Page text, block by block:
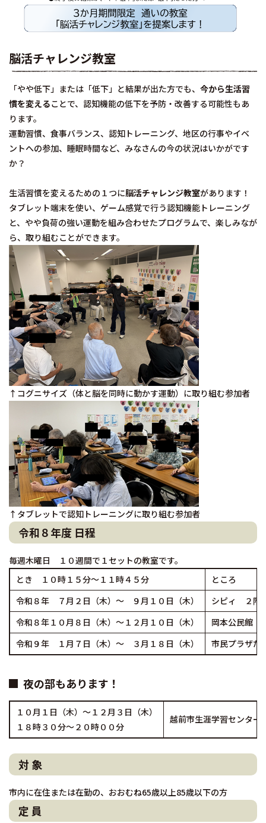
脳活チャレンジ教室
「やや低下」または「低下」と結果が出た方でも、 今から生活習
慣を変えることで、認知機能の低下を予防・改善する可能性もあ
ります。
運動習慣、食事バランス、認知トレーニング、地区の行事やイベ
ントへの参加、睡眠時間など、みなさんの今の状況はいかがです
か？
生活習慣を変えるための１つに脳活チャレンジ教室があります！
タブレット端末を使い、ゲーム感覚で行う認知機能トレーニング
と、やや負荷の強い運動を組み合わせたプログラムで、楽しみなが
ら、取り組むことができます。
↑コグニサイズ（体と脳を同時に動かす運動）に取り組む参加者
↑タブレットで認知トレーニングに取り組む参加者
令和８年度 日程
毎週木曜日 １０週間で１セットの教室です。
とき １０時１５分～１１時４５分
ところ
令和８年 ７月２日（木）～ ９月１０日（木）
シピィ ２階
令和８年１０月８日（木）～１２月１０日（木）
岡本公民館
令和９年 １月７日（木）～ ３月１８日（木）
市民プラザ
夜の部もあります！
１０月１日（木）～１２月３日（木）
１８時３０分～２０時００分
越前市生涯学習センタ
対 象
市内に在住または在勤の、おおむね65歳以上85歳以下の方
定 員